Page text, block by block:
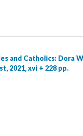
and Catholics: Dora
2021, xvi + 228 pp.